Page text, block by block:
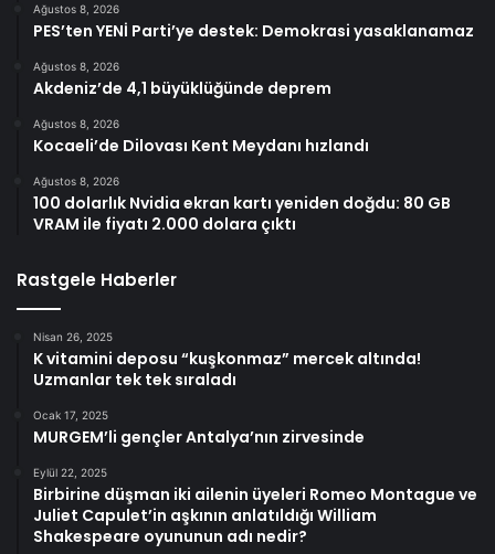
Ağustos 8, 2026
PES’ten YENİ Parti’ye destek: Demokrasi yasaklanamaz
Ağustos 8, 2026
Akdeniz’de 4,1 büyüklüğünde deprem
Ağustos 8, 2026
Kocaeli’de Dilovası Kent Meydanı hızlandı
Ağustos 8, 2026
100 dolarlık Nvidia ekran kartı yeniden doğdu: 80 GB
VRAM ile fiyatı 2.000 dolara çıktı
Rastgele Haberler
Nisan 26, 2025
K vitamini deposu “kuşkonmaz” mercek altında!
Uzmanlar tek tek sıraladı
Ocak 17, 2025
MURGEM’li gençler Antalya’nın zirvesinde
Eylül 22, 2025
Birbirine düşman iki ailenin üyeleri Romeo Montague ve
Juliet Capulet’in aşkının anlatıldığı William
Shakespeare oyununun adı nedir?